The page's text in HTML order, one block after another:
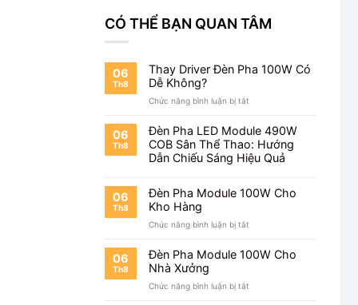
CÓ THỂ BẠN QUAN TÂM
06
Th8
Thay Driver Đèn Pha 100W Có
Dễ Không?
Chức năng bình luận bị tắt
Driver
Đèn
Pha
100W
Dễ
06
Th8
Đèn Pha LED Module 490W
COB Sân Thể Thao: Hướng
Dẫn Chiếu Sáng Hiệu Quả
06
Th8
Đèn Pha Module 100W Cho
Kho Hàng
Chức năng bình luận bị tắt
Pha
Module
06
Th8
Đèn Pha Module 100W Cho
Nhà Xưởng
Chức năng bình luận bị tắt